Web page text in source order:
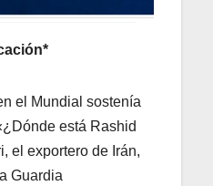
el Mundial sostenía
está Rashid
el exportero de Irán,
Guardia